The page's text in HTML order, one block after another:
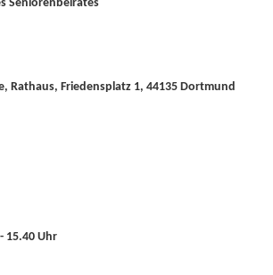
Seniorenbeirates
Rathaus, Friedensplatz 1, 44135 Dortmund
15.40 Uhr